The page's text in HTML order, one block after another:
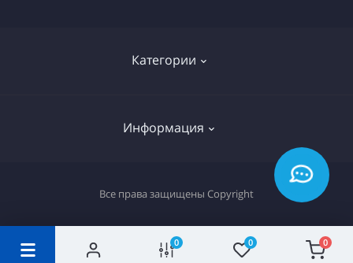
0 0 0
Категории
Российские сигареты
Информация
Вопрос-ответ
Все права защищены Copyright